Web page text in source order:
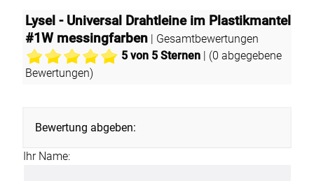
Lysel - Universal Drahtleine im Plastikmantel
#1W messingfarben| Gesamtbewertungen
5von 5 Sternen | (0 abgegebene
Bewertungen)
Bewertung abgeben:
Ihr Name: